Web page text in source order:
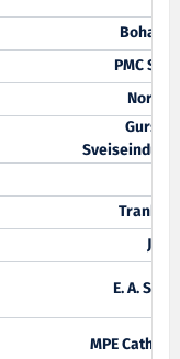
PMC
Nor-
E. A.
MPE